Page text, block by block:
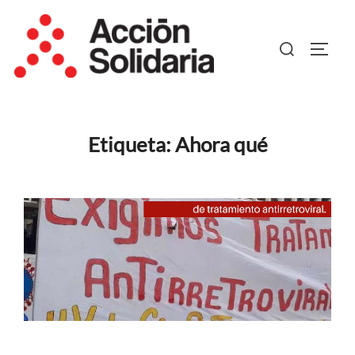
contenido
Buscar:
Etiqueta:Ahora qué